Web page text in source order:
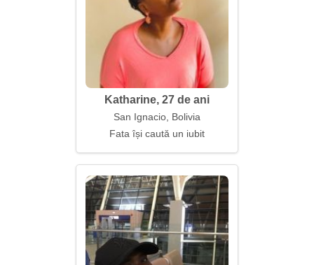
Katharine, 27 de ani
San Ignacio, Bolivia
Fata își caută un iubit